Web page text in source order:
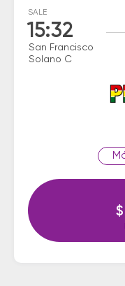
SALE
15:32
San Francisco
Solano C
$